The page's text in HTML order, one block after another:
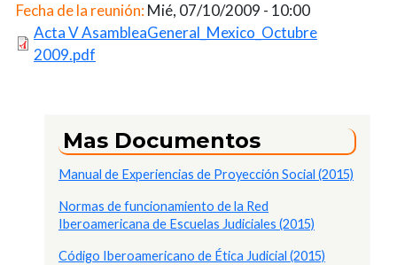
Fecha de la reunión:Mié, 07/10/2009 - 10:00
Acta V AsambleaGeneral_Mexico_Octubre
2009.pdf
Mas Documentos
Manual de Experiencias de Proyección Social (2015)
Normas de funcionamiento de la Red
Iberoamericana de Escuelas Judiciales (2015)
Código Iberoamericano de Ética Judicial (2015)